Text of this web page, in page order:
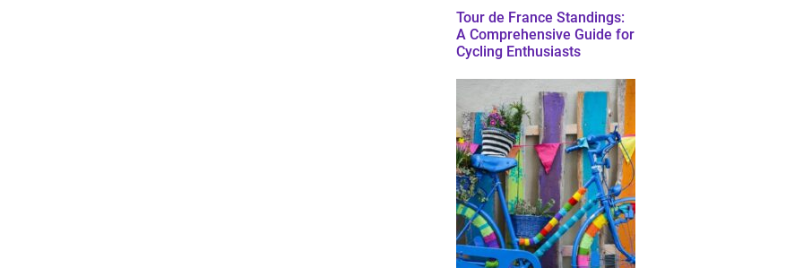
Tour de France Standings:
A Comprehensive Guide for
Cycling Enthusiasts